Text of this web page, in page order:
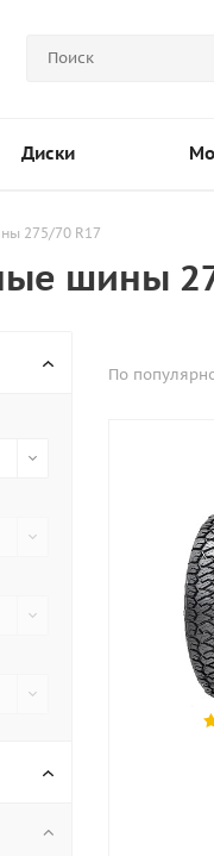
Диски
275/70 R17
шины
По